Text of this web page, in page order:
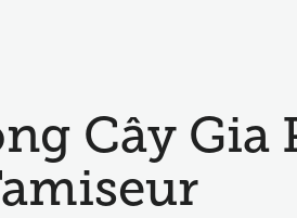
Cây Gia